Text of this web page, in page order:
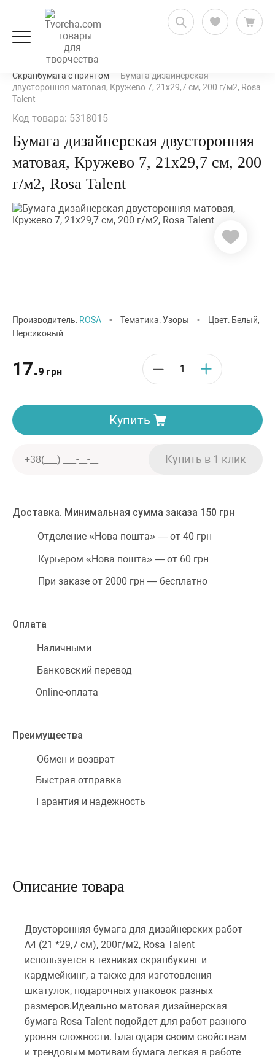
Скрапбукинг
Бумага для скрапбукинга
Скрапбумага с принтом
Бумага дизайнерская
двусторонняя матовая, Кружево 7, 21х29,7 см, 200 г/м2, Rosa
Talent
Код товара: 5318015
Бумага дизайнерская двусторонняя
матовая, Кружево 7, 21х29,7 см, 200
г/м2, Rosa Talent
Производитель: ROSA • Тематика: Узоры •
Цвет: Белый,
Персиковый
17.9 грн
Купить
Доставка. Минимальная сумма заказа 150 грн
Отделение «Нова пошта» — от 40 грн
Курьером «Нова пошта» — от 60 грн
При заказе от 2000 грн — бесплатно
Оплата
Наличными
Банковский перевод
Online-оплата
Преимущества
Обмен и возврат
Быстрая отправка
Гарантия и надежность
Описание товара
Двусторонняя бумага для дизайнерских работ
А4 (21 *29,7 см), 200г/м2, Rosa Talent
используется в техниках скрапбукинг и
кардмейкинг, а также для изготовления
шкатулок, подарочных упаковок разных
размеров.Идеально матовая дизайнерская
бумага Rosa Talent подойдет для работ разного
уровня сложности. Благодаря своим свойствам
и трендовым мотивам бумага легкая в работе